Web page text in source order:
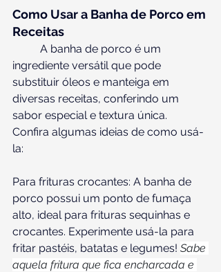
Como Usar a Banha de Porco em
Receitas
ingrediente versátil que pode
substituir óleos e manteiga em
diversas receitas, conferindo um
sabor especial e textura única.
Confira algumas ideias de como usá-
la:
Para frituras crocantes: A banha de
porco possui um ponto de fumaça
alto, ideal para frituras sequinhas e
crocantes. Experimente usá-la para
fritar pastéis, batatas e legumes! Sabe
aquela fritura que fica encharcada e